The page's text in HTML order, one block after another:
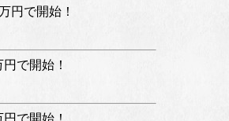
円で開始！
で開始！
で開始！